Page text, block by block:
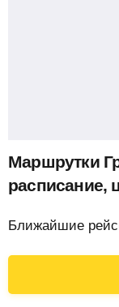
Маршрутки
расписание,
Ближайшие